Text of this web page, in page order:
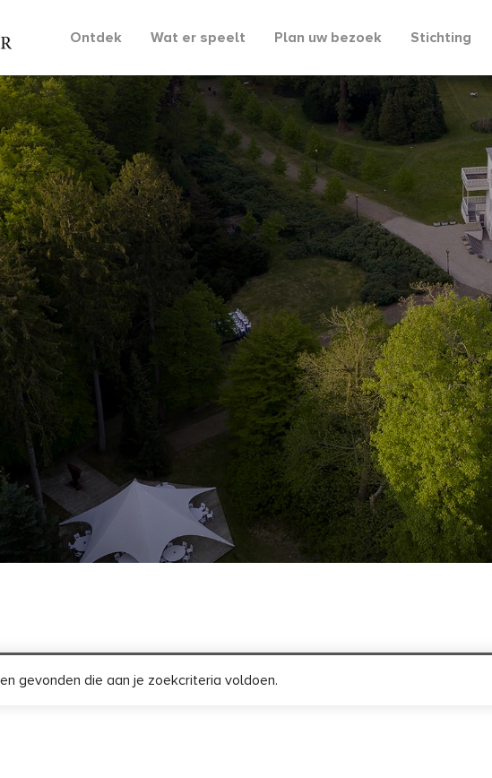
Ontdek Wat er speelt Plan uw bezoek Stichting
gevonden die aan je zoekcriteria voldoen.